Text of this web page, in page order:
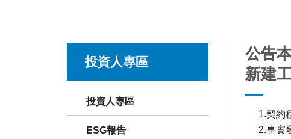
投資人專區
投資人專區
ESG報告
公告
新建
1.契約
2.事實